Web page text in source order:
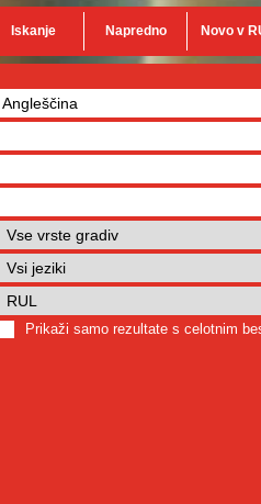
Iskanje Napredno Novo v
Prikaži samo rezultate s celotnim